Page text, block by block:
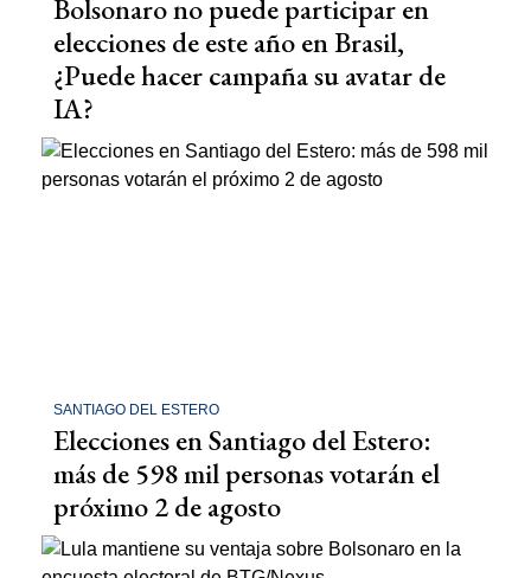
Bolsonaro no puede participar en
elecciones de este año en Brasil,
¿Puede hacer campaña su avatar de
IA?
SANTIAGO DEL ESTERO
Elecciones en Santiago del Estero:
más de 598 mil personas votarán el
próximo 2 de agosto